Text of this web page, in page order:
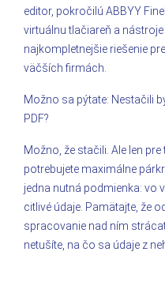
editor, pokročilú ABBYY
virtuálnu tlačiareň a
najkompletnejšie riešenie
väčších firmách.
Možno sa pýtate: Nestačili
PDF?
Možno, že stačili. Ale len
potrebujete maximálne
jedna nutná podmienka: vo
citlivé údaje. Pamätajte, že
spracovanie nad ním
netušíte, na čo sa údaje z